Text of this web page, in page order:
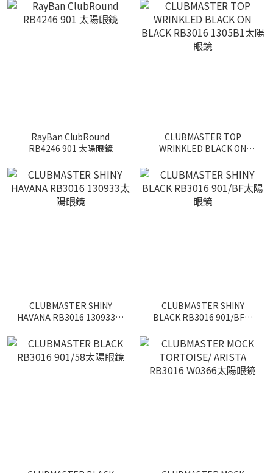
RayBan ClubRound
RB4246 901 太陽眼鏡
CLUBMASTER TOP
WRINKLED BLACK ON
陽眼鏡
CLUBMASTER SHINY
HAVANA RB3016 130933太
CLUBMASTER SHINY
BLACK RB3016 901/BF太